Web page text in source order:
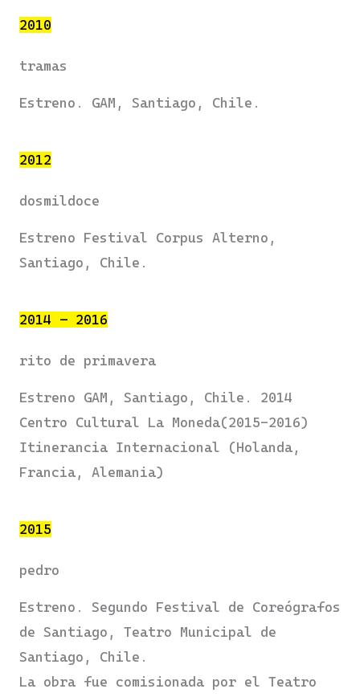
2010
tramas
Estreno. GAM, Santiago, Chile.
2012
dosmildoce
Estreno Festival Corpus Alterno,
Santiago, Chile.
2014 – 2016
rito de primavera
Estreno GAM, Santiago, Chile. 2014
Centro Cultural La Moneda(2015-2016)
Itinerancia Internacional (Holanda,
Francia, Alemania)
2015
pedro
Estreno. Segundo Festival de Coreógrafos
de Santiago, Teatro Municipal de
Santiago, Chile.
La obra fue comisionada por el Teatro